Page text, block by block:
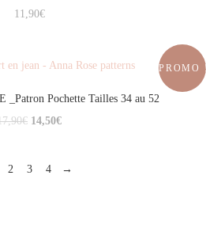
Note
5.00
11,90€
PROMO
_Patron Pochette Tailles 34 au 52
€ 14,50€
2 3 4 →